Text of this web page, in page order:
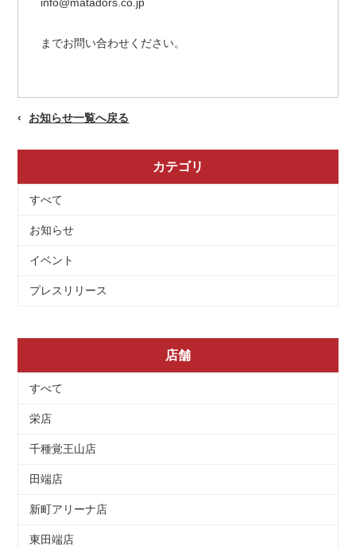
までお問い合わせください。
お知らせ一覧へ戻る
カテゴリ
すべて
お知らせ
イベント
プレスリリース
店舗
すべて
栄店
千種覚王山店
田端店
新町アリーナ店
東田端店